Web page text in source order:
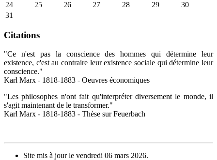
24
25 26 27 28 29
30
31
Citations
"Ce n'est pas la conscience des hommes qui détermine leur
existence, c'est au contraire leur existence sociale qui détermine leur
conscience."
Karl Marx - 1818-1883 - Oeuvres économiques
"Les philosophes n'ont fait qu'interpréter diversement le monde, il
s'agit maintenant de le transformer."
Karl Marx - 1818-1883 - Thèse sur Feuerbach
Site mis à jour le vendredi 06 mars 2026.